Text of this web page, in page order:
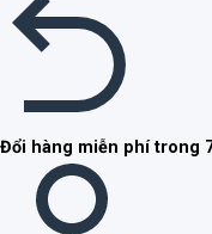
Đổi hàng miễn phí trong